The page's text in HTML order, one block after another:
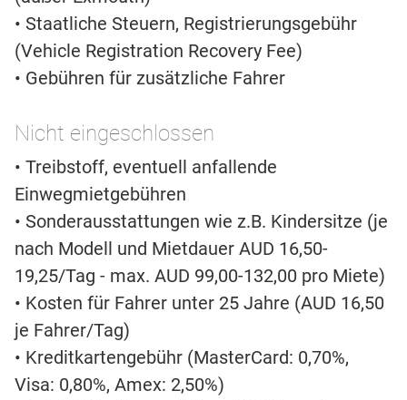
• Staatliche Steuern, Registrierungsgebühr
(Vehicle Registration Recovery Fee)
• Gebühren für zusätzliche Fahrer
Nicht eingeschlossen
• Treibstoff, eventuell anfallende
Einwegmietgebühren
• Sonderausstattungen wie z.B. Kindersitze (je
nach Modell und Mietdauer AUD 16,50-
19,25/Tag - max. AUD 99,00-132,00 pro Miete)
• Kosten für Fahrer unter 25 Jahre (AUD 16,50
je Fahrer/Tag)
• Kreditkartengebühr (MasterCard: 0,70%,
Visa: 0,80%, Amex: 2,50%)